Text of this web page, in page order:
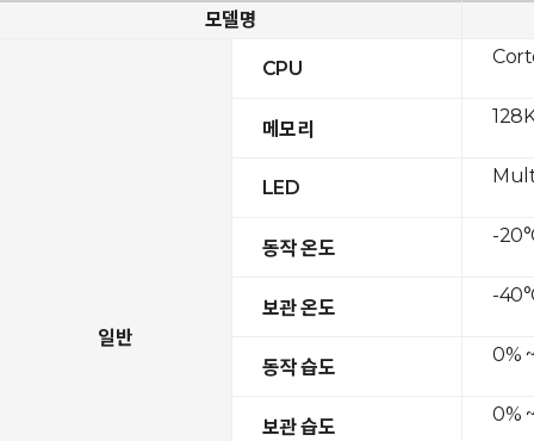
모델명
일반
CPU
메모리
LED
동작 온도
보관 온도
동작 습도
보관 습도
-
-
0%
0%